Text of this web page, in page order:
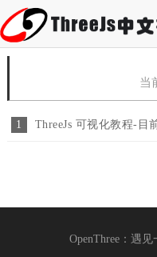
当
1 ThreeJs 可视化教程-目
OpenThree ： 遇见